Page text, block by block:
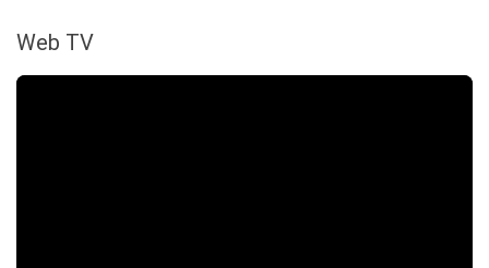
Web TV